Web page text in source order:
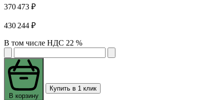
370 473 ₽
430 244 ₽
В том числе НДС 22 %
В корзину
Купить в 1 клик